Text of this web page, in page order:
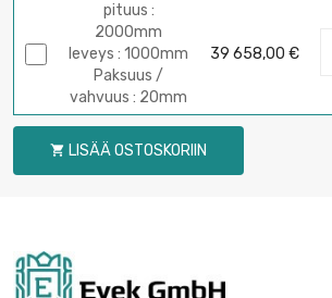
pituus :
2000mm
leveys : 1000mm
Paksuus /
vahvuus : 20mm
39 658,00 €
 LISÄÄ OSTOSKORIIN